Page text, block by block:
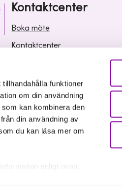
funktioner
om din användning
kan kombinera den
din användning av
du kan läsa mer om
enligt ovan,
Kontaktcenter
Boka möte
Kontaktcenter
Leverantörsinformation